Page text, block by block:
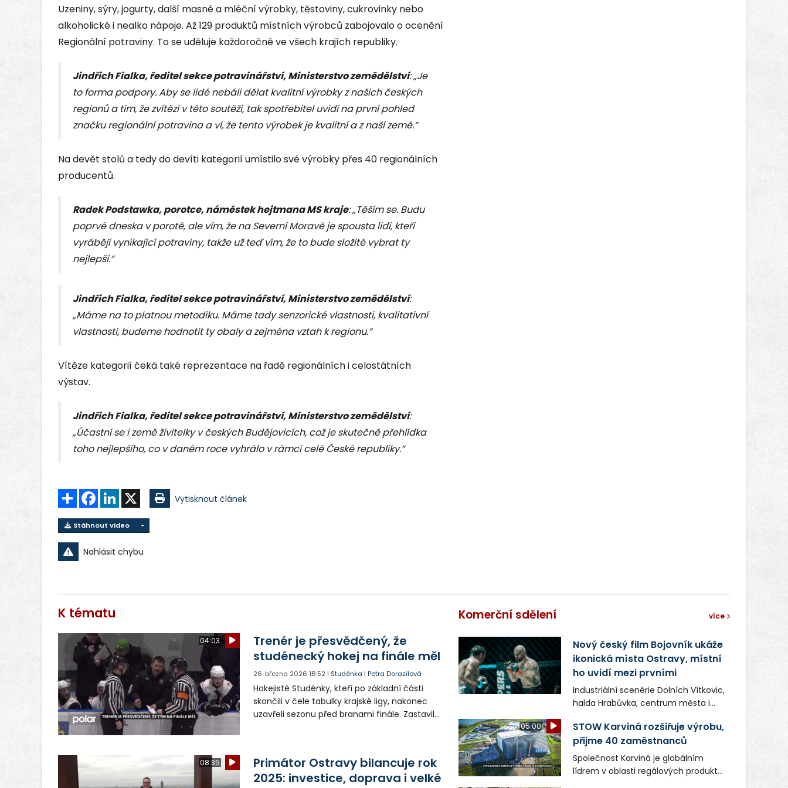
Uzeniny, sýry, jogurty, další masné a mléční výrobky, těstoviny, cukrovinky nebo
alkoholické i nealko nápoje. Až 129 produktů místních výrobců zabojovalo o ocenění
Regionální potraviny. To se uděluje každoročně ve všech krajích republiky.
Jindřich Fialka, ředitel sekce potravinářství, Ministerstvo zemědělství: „Je
to forma podpory. Aby se lidé nebáli dělat kvalitní výrobky z našich českých
regionů a tím, že zvítězí v této soutěži, tak spotřebitel uvidí na první pohled
značku regionální potravina a ví, že tento výrobek je kvalitní a z naší země.“
Na devět stolů a tedy do devíti kategorií umístilo své výrobky přes 40 regionálních
producentů.
Radek Podstawka, porotce, náměstek hejtmana MS kraje: „Těším se. Budu
poprvé dneska v porotě, ale vím, že na Severní Moravě je spousta lidí, kteří
vyrábějí vynikající potraviny, takže už teď vím, že to bude složité vybrat ty
nejlepší.“
Jindřich Fialka, ředitel sekce potravinářství, Ministerstvo zemědělství:
„Máme na to platnou metodiku. Máme tady senzorické vlastnosti, kvalitativní
vlastnosti, budeme hodnotit ty obaly a zejména vztah k regionu.“
Vítěze kategorií čeká také reprezentace na řadě regionálních i celostátních
výstav.
Jindřich Fialka, ředitel sekce potravinářství, Ministerstvo zemědělství:
„Účastní se i země živitelky v českých Budějovicích, což je skutečně přehlídka
toho nejlepšího, co v daném roce vyhrálo v rámci celé České republiky.“
Sdílet FacebookLinkedIn Vytisknout článek
Stáhnout video
Nahlásit chybu
K tématu
04:03
Trenér je přesvědčený, že
studénecký hokej na finále měl
26. března 2026 18:52 | Studénka |Petra Dorazilová
Hokejisté Studénky, kteří po základní části
skončili v čele tabulky krajské ligy, nakonec
uzavřeli sezonu před branami finále. Zastavil
08:35
Primátor Ostravy bilancuje rok
2025: investice, doprava i velké
Komerční sdělení více
Nový český film Bojovník ukáže
ikonická místa Ostravy, místní
ho uvidí mezi prvními
Industriální scenérie Dolních Vítkovic,
halda Hrabůvka, centrum města i
v novém filmu Bojovník, který vstoupí
do kin už 13. srpna. Režiséři Vojtěch
Frič a Tomáš Dianiška si
moravskoslezskou metropoli
nevybrali náhodou – její syrová
05:00
STOW Karviná rozšiřuje výrobu,
přijme 40 zaměstnanců
Společnost Karviná je globálním
lídrem v oblasti regálových produktů